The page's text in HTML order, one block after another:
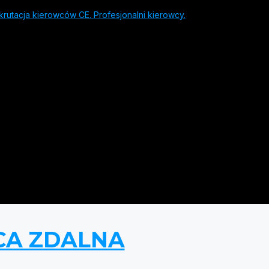
kierowców CE. Profesjonalni kierowcy.
ZDALNA